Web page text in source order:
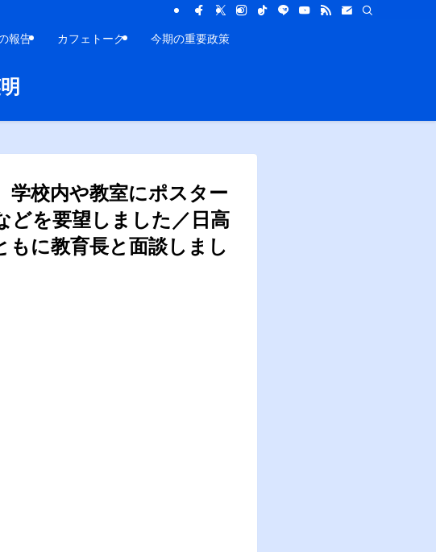
報告 カフェトーク 今期の重要政策
学校内や教室にポスター
どを要望しました／日高
もに教育長と面談しまし